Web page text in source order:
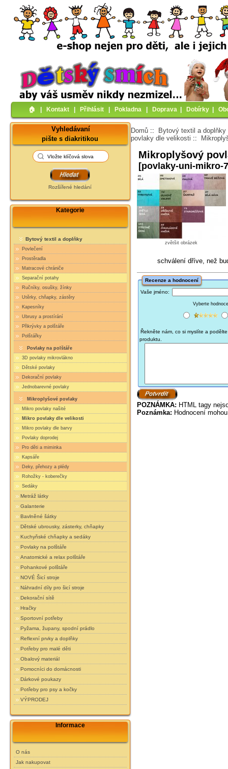
🏠︎ Kontakt Přihlásit Pokladna Doprava Dobírky
Vyhledávaní
pište s diakritikou
Rozšířené hledání
Kategorie
Bytový textil a doplňky
Povlečení
Prostěradla
Matracové chrániče
Separační potahy
Ručníky, osušky, žínky
Utěrky, chňapky, zástěry
Kapesníky
Ubrusy a prostírání
Přikrývky a polštáře
Polštářky
Povlaky na polštáře
3D povlaky mikrovlákno
Dětské povlaky
Dekorační povlaky
Jednobarevné povlaky
Mikroplyšové povlaky
Mikro povlaky našité
Mikro povlaky dle velikosti
Mikro povlaky dle barvy
Povlaky doprodej
Pro děti a miminka
Kapsáře
Deky, přehozy a plédy
Rohožky - koberečky
Sedáky
Metráž látky
Galanterie
Bavlněné šátky
Dětské ubrousky, zásterky, chňapky
Kuchyňské chňapky a sedáky
Povlaky na polštáře
Anatomické a relax polštáře
Pohankové polštáře
NOVÉ Šicí stroje
Náhradní díly pro šicí stroje
Dekorační sítě
Hračky
Sportovní potřeby
Pyžama, župany, spodní prádlo
Reflexní prvky a doplňky
Potřeby pro malé děti
Obalový materiál
Pomocníci do domácnosti
Dárkové poukazy
Potřeby pro psy a kočky
VÝPRODEJ
Informace
O nás
Jak nakupovat
Domů :: Bytový textil a doplňky
povlaky dle velikosti ::
Mikroplyšový
[povlaky-uni-mikro-
zvětšit obrázek
schválení dříve, než
Recenze a hodnocení
Vaše jméno:
Vyberte
Řekněte nám, co si myslíte a
produktu.
POZNÁMKA: HTML tagy
Poznámka: Hodnocení